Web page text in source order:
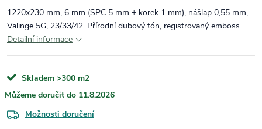
1220x230 mm, 6 mm (SPC 5 mm + korek 1 mm), nášlap 0,55 mm,
Välinge 5G, 23/33/42. Přírodní dubový tón, registrovaný emboss.
Detailní informace
Skladem >300 m2
11.8.2026
Možnosti doručení